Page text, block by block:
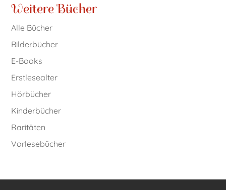
Weitere Bücher
Alle Bücher
Bilderbücher
E-Books
Erstlesealter
Hörbücher
Kinderbücher
Raritäten
Vorlesebücher